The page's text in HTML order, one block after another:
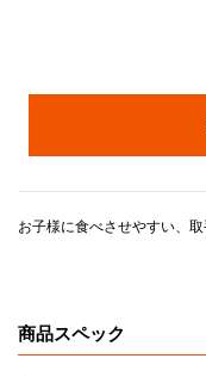
お子様に食べさせやすい、
マルチプレートにぴったり
商品スペック